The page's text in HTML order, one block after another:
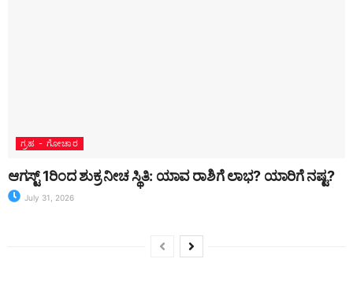
ಗ್ರಹ - ಗೋಚಾರ
ಆಗಸ್ಟ್ 1ರಿಂದ ಶುಕ್ರ ನೀಚ ಸ್ಥಿತಿ: ಯಾವ ರಾಶಿಗೆ ಲಾಭ? ಯಾರಿಗೆ ನಷ್ಟ?
July 31, 2026